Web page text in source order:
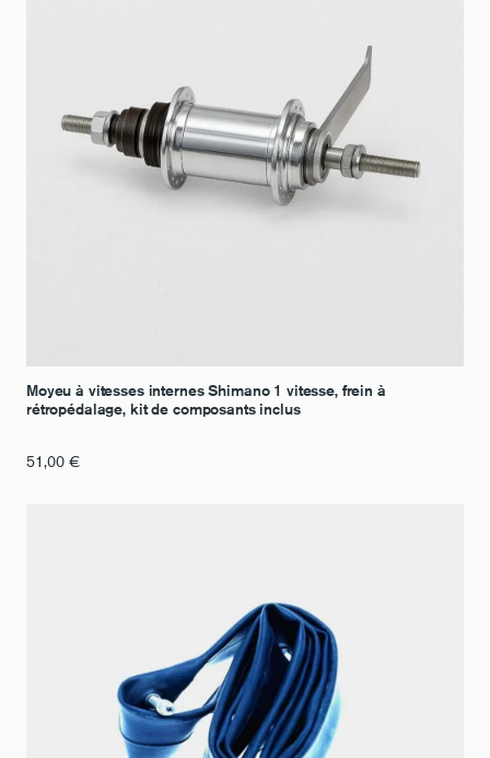
Moyeu à vitesses internes Shimano 1 vitesse, frein à
rétropédalage, kit de composants inclus
51,00 €